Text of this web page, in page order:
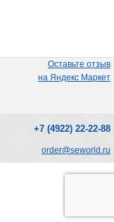
Оставьте отзыв
на Яндекс Маркет
+7 (4922) 22-22-88
order@seworld.ru